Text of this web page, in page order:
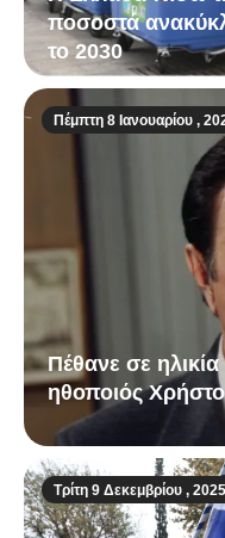
ποσοστά
το 2030
Πέμπτη 8 Ιανουαρίου ,
Πέθανε σε
ηθοποιός
Τρίτη 9 Δεκεμβρίου , 2025